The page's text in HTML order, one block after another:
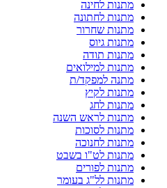
מתנות לחינה
מתנות לחתונה
מתנות שחרור
מתנות גיוס
מתנות תודה
מתנות למילואים
מתנה למפקד/ת
מתנות לקיץ
מתנות לחג
מתנות לראש השנה
מתנות לסוכות
מתנות לחנוכה
מתנות לט"ו בשבט
מתנות לפורים
מתנות לל"ג בעומר